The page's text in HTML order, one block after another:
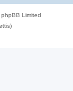
Limited